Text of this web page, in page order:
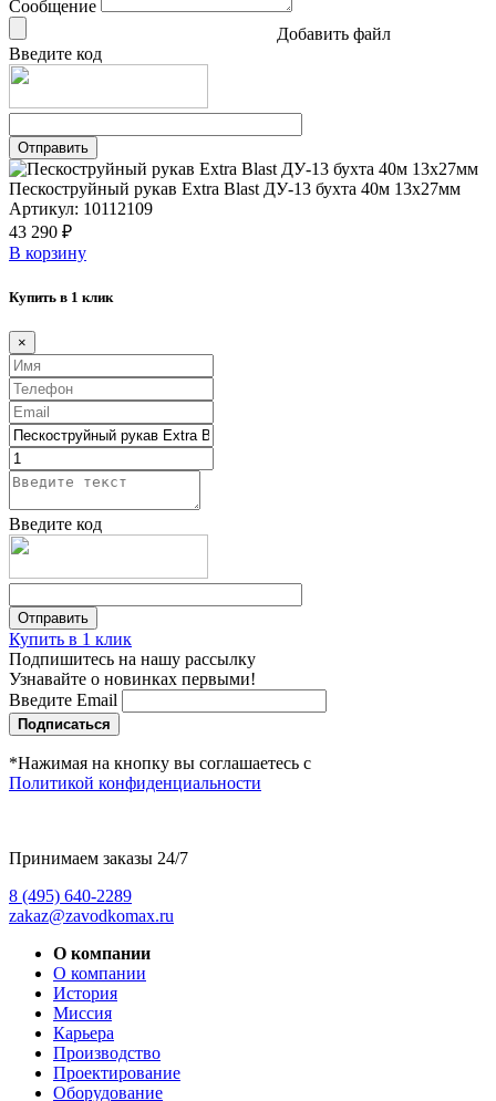
Сообщение
Добавить файл
Введите код
Пескоструйный рукав Extra Blast ДУ-13 бухта 40м 13х27мм
Артикул: 10112109
43 290 ₽
В корзину
Купить в 1 клик
×
Введите код
Купить в 1 клик
Подпишитесь на нашу рассылку
Узнавайте о новинках первыми!
Введите Email
Подписаться
*Нажимая на кнопку вы соглашаетесь с
Политикой конфиденциальности
Принимаем заказы 24/7
8 (495) 640-2289
zakaz@zavodkomax.ru
О компании
О компании
История
Миссия
Карьера
Производство
Проектирование
Оборудование